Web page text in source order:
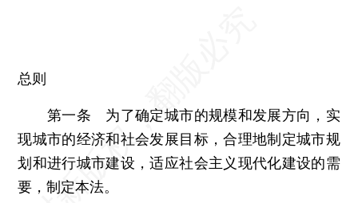
总则
第一条 为了确定城市的规模和发展方向，实
现城市的经济和社会发展目标，合理地制定城市规
划和进行城市建设，适应社会主义现代化建设的需
要，制定本法。